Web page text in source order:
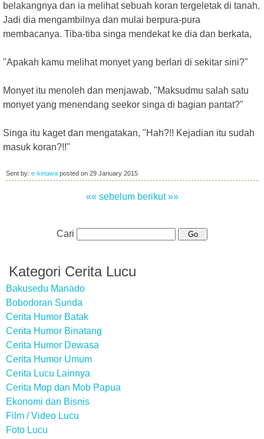
belakangnya dan ia melihat sebuah koran tergeletak di tanah.
Jadi dia mengambilnya dan mulai berpura-pura
membacanya. Tiba-tiba singa mendekat ke dia dan berkata,
"Apakah kamu melihat monyet yang berlari di sekitar sini?"
Monyet itu menoleh dan menjawab, "Maksudmu salah satu
monyet yang menendang seekor singa di bagian pantat?"
Singa itu kaget dan mengatakan, "Hah?!! Kejadian itu sudah
masuk koran?!!"
Sent by: e-ketawa posted on 29 January 2015
«« sebelum berikut »»
Cari
Kategori Cerita Lucu
Bakusedu Manado
Bobodoran Sunda
Cerita Humor Batak
Cerita Humor Binatang
Cerita Humor Dewasa
Cerita Humor Umum
Cerita Lucu Lainnya
Cerita Mop dan Mob Papua
Ekonomi dan Bisnis
Film / Video Lucu
Foto Lucu